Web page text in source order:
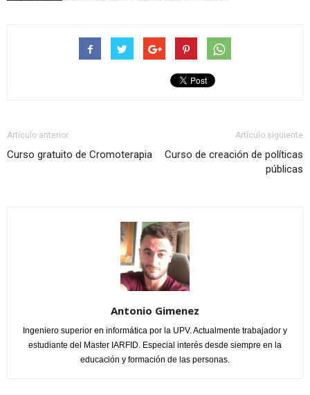
Artículo anterior
Curso gratuito de Cromoterapia
Artículo siguiente
Curso de creación de políticas
públicas
Antonio Gimenez
Ingeniero superior en informática por la UPV. Actualmente trabajador y
estudiante del Master IARFID. Especial interés desde siempre en la
educación y formación de las personas.